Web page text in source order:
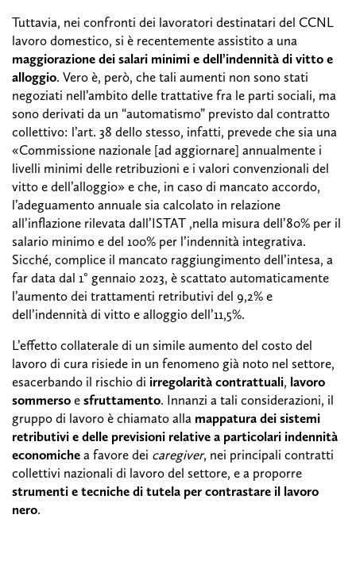
Tuttavia, nei confronti dei lavoratori destinatari del CCNL
lavoro domestico, si è recentemente assistito a una
maggiorazione dei salari minimi e dell’indennità di vitto e
alloggio. Vero è, però, che tali aumenti non sono stati
negoziati nell’ambito delle trattative fra le parti sociali, ma
sono derivati da un “automatismo” previsto dal contratto
collettivo: l’art. 38 dello stesso, infatti, prevede che sia una
«Commissione nazionale [ad aggiornare] annualmente i
livelli minimi delle retribuzioni e i valori convenzionali del
vitto e dell’alloggio» e che, in caso di mancato accordo,
l’adeguamento annuale sia calcolato in relazione
all’inflazione rilevata dall’ISTAT ,nella misura dell’80% per il
salario minimo e del 100% per l’indennità integrativa.
Sicché, complice il mancato raggiungimento dell’intesa, a
far data dal 1° gennaio 2023, è scattato automaticamente
l’aumento dei trattamenti retributivi del 9,2% e
dell’indennità di vitto e alloggio dell’11,5%.
L’effetto collaterale di un simile aumento del costo del
lavoro di cura risiede in un fenomeno già noto nel settore,
esacerbando il rischio di irregolarità contrattuali, lavoro
sommerso e sfruttamento. Innanzi a tali considerazioni, il
gruppo di lavoro è chiamato alla mappatura dei sistemi
retributivi e delle previsioni relative a particolari indennità
economiche a favore dei caregiver, nei principali contratti
collettivi nazionali di lavoro del settore, e a proporre
strumenti e tecniche di tutela per contrastare il lavoro
nero.